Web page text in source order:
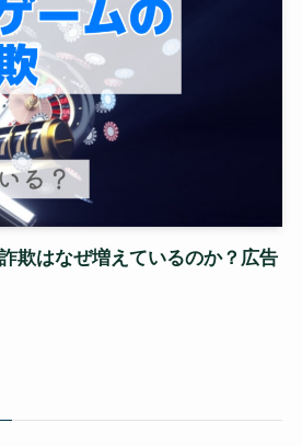
欺はなぜ増えているのか？広告